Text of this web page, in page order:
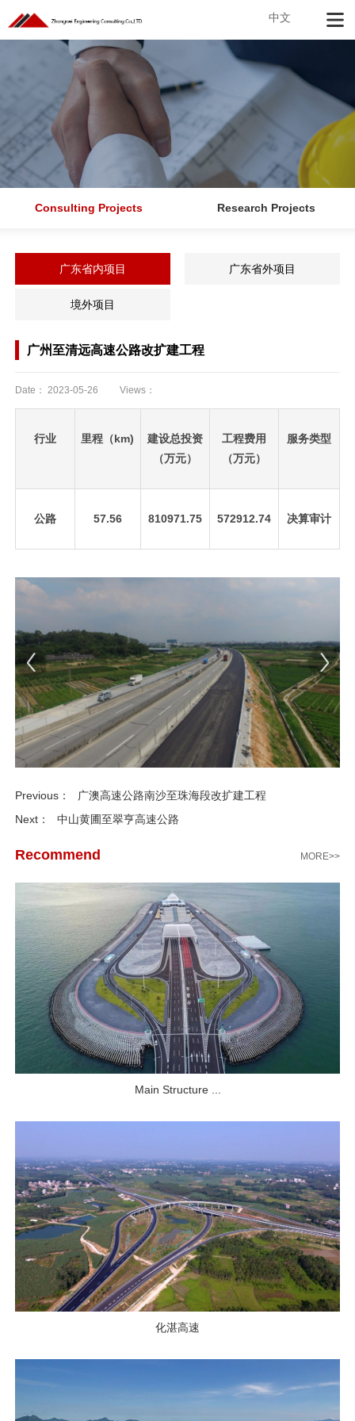
中文
Consulting Projects Research Projects
广东省内项目 广东省外项目
境外项目
广州至清远高速公路改扩建工程
Date： 2023-05-26 Views：
行业 里程（km)
建设总投资
（万元）
工程费用
（万元）
服务类型
公路 57.56 810971.75 572912.74 决算审计
先
据
Previous：
广澳高速公路南沙至珠海段改扩建工程
Next：
中山黄圃至翠亨高速公路
Recommend MORE>>
Main Structure ...
化湛高速